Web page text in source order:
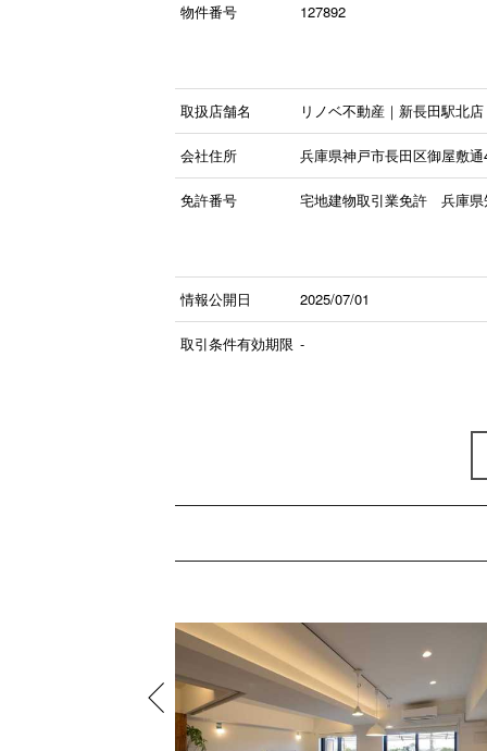
物件番号 127892
取扱店舗名 リノベ不動産｜新長田駅北店
会社住所 兵庫県神戸市長田区御屋敷
免許番号 宅地建物取引業免許 兵庫
情報公開日 2025/07/01
取引条件有効期限 -